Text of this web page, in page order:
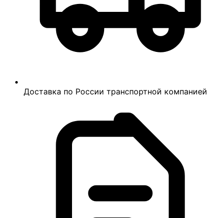
Доставка по России транспортной компанией